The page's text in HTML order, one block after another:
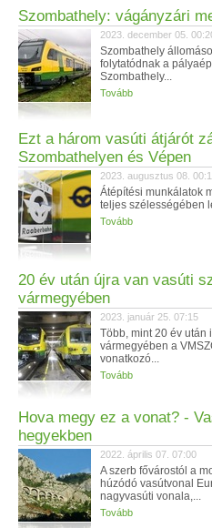
Szombathely: vágányzári
2023. december 05.
Szombathely
folytatódnak a
Szombathely...
Tovább
Ezt a három vasúti átjárót
Szombathelyen és Vépen
2023. augusztus 08.
Átépítési munkálatok
teljes szélességében
Tovább
20 év után újra van vasúti
vármegyében
2023. január 25. 07:15
Több, mint 20 év után
vármegyében a
vonatkozó...
Tovább
Hova megy ez a vonat? -
hegyekben
2022. április 07. 07:00
A szerb fővárostól a
húzódó vasútvonal
nagyvasúti vonala,...
Tovább